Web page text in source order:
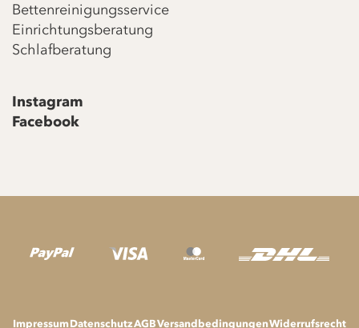
Bettenreinigungsservice
Einrichtungsberatung
Schlafberatung
Instagram
Facebook
ImpressumDatenschutzAGBVersandbedingungenWiderrufsrecht